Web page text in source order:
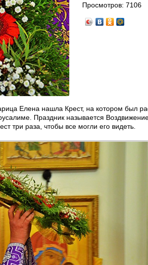
Просмотров:7106
Елена нашла Крест, на котором был
Праздник называется
три раза, чтобы все могли его видеть.